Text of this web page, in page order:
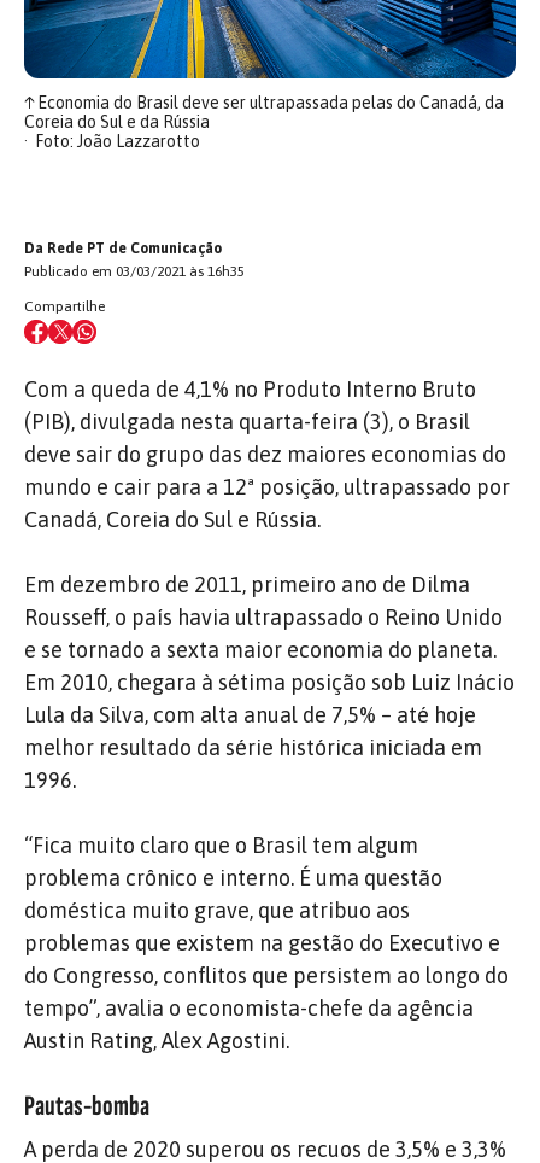
↑Economia do Brasil deve ser ultrapassada pelas do Canadá, da
Coreia do Sul e da Rússia
Foto: João Lazzarotto
Da Rede PT de Comunicação
Publicado em 03/03/2021 às 16h35
Compartilhe
Com a queda de 4,1% no Produto Interno Bruto
(PIB), divulgada nesta quarta-feira (3), o Brasil
deve sair do grupo das dez maiores economias do
mundo e cair para a 12ª posição, ultrapassado por
Canadá, Coreia do Sul e Rússia.
Em dezembro de 2011, primeiro ano de Dilma
Rousseff, o país havia ultrapassado o Reino Unido
e se tornado a sexta maior economia do planeta.
Em 2010, chegara à sétima posição sob Luiz Inácio
Lula da Silva, com alta anual de 7,5% – até hoje
melhor resultado da série histórica iniciada em
1996.
“Fica muito claro que o Brasil tem algum
problema crônico e interno. É uma questão
doméstica muito grave, que atribuo aos
problemas que existem na gestão do Executivo e
do Congresso, conflitos que persistem ao longo do
tempo”, avalia o economista-chefe da agência
Austin Rating, Alex Agostini.
Pautas-bomba
A perda de 2020 superou os recuos de 3,5% e 3,3%